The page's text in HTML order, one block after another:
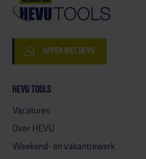
APPEN MET HEVU
HEVU TOOLS
Vacatures
Over HEVU
Weekend- en vakantiewerk